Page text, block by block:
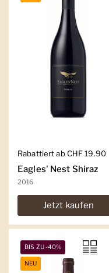
Regulärer Preis
Rabattiert ab CHF 19.90
Eagles' Nest Shiraz
2016
Jetzt kaufen
BIS ZU -40%
NEU